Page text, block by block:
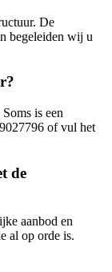
De
begeleiden wij u
is een
of vul het
de
aanbod en
al op orde is.